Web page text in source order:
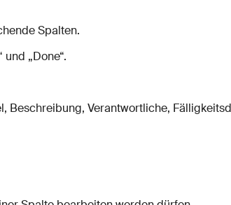
Spalten.
und „Done“.
Beschreibung, Verantwortliche,